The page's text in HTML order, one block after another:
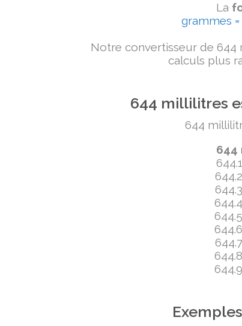
La
grammes
Notre convertisseur de
calculs plus
644 millilitres
644
644